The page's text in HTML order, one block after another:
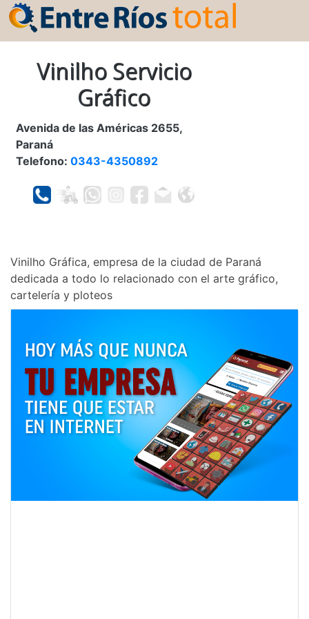
Vinilho Servicio
Gráfico
Avenida de las Américas 2655,
Paraná
Telefono: 0343-4350892
Vinilho Gráfica, empresa de la ciudad de Paraná
dedicada a todo lo relacionado con el arte gráfico,
cartelería y ploteos